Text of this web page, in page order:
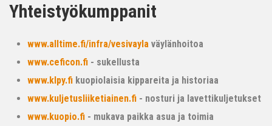
Yhteistyökumppanit
www.alltime.fi/infra/vesivayla väylänhoitoa
www.ceficon.fi - sukellusta
www.klpy.fi kuopiolaisia kippareita ja historiaa
www.kuljetusliiketiainen.fi - nosturi ja lavettikuljetukset
www.kuopio.fi - mukava paikka asua ja toimia